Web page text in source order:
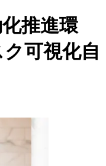
推進環
可視化自